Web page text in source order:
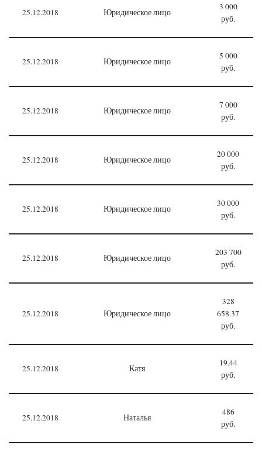
25.12.2018 Юридическое лицо
3 000
руб.
25.12.2018 Юридическое лицо
5 000
руб.
25.12.2018 Юридическое лицо
7 000
руб.
25.12.2018 Юридическое лицо
20 000
руб.
25.12.2018 Юридическое лицо
30 000
руб.
25.12.2018 Юридическое лицо
203 700
руб.
25.12.2018 Юридическое лицо
328
658.37
руб.
25.12.2018 Катя
19.44
руб.
25.12.2018 Наталья
486
руб.